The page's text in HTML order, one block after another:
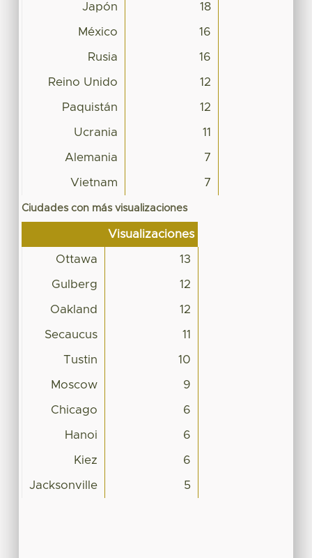
Japón 18
México 16
Rusia 16
Reino Unido 12
Paquistán 12
Ucrania 11
Alemania 7
Vietnam 7
Ciudades con más visualizaciones
Visualizaciones
Ottawa 13
Gulberg 12
Oakland 12
Secaucus 11
Tustin 10
Moscow 9
Chicago 6
Hanoi 6
Kiez 6
Jacksonville 5